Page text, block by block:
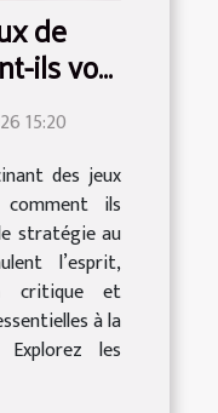
de
ils vos
15:20
des jeux
ils
stratégie au
l’esprit,
critique et
à la
les